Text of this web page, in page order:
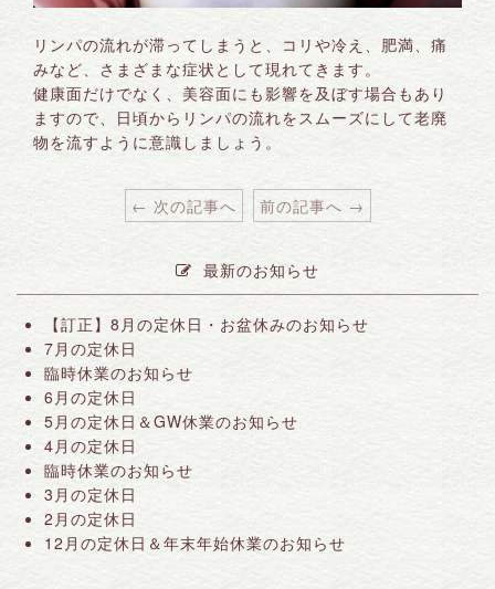
リンパの流れが滞ってしまうと、コリや冷え、肥満、痛
みなど、さまざまな症状として現れてきます。
健康面だけでなく、美容面にも影響を及ぼす場合もあり
ますので、日頃からリンパの流れをスムーズにして老廃
物を流すように意識しましょう。
← 次の記事へ 前の記事へ →
最新のお知らせ
【訂正】8月の定休日・お盆休みのお知らせ
7月の定休日
臨時休業のお知らせ
6月の定休日
5月の定休日＆GW休業のお知らせ
4月の定休日
臨時休業のお知らせ
3月の定休日
2月の定休日
12月の定休日＆年末年始休業のお知らせ